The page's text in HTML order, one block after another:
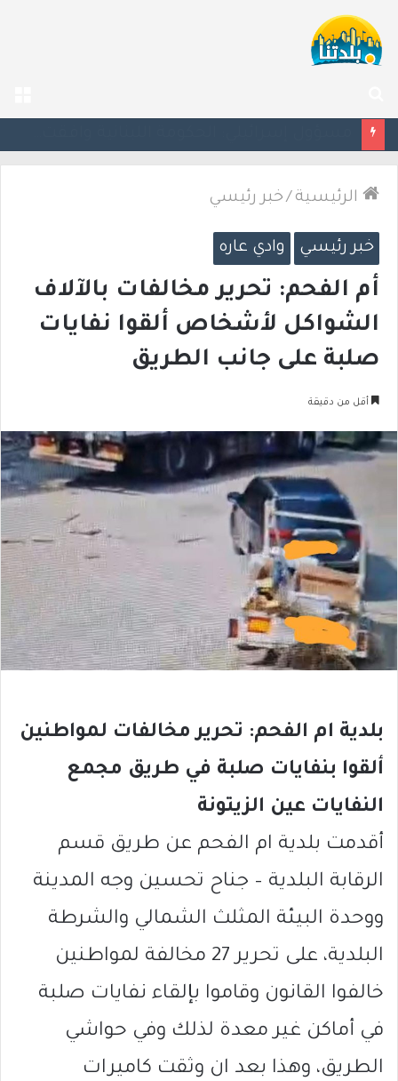
عن
الرئيسية /خبر رئيسي
خبر رئيسي وادي عاره
أم الفحم: تحرير مخالفات بالآلاف
الشواكل لأشخاص ألقوا نفايات
صلبة على جانب الطريق
أقل من دقيقة
بلدية ام الفحم: تحرير مخالفات لمواطنين
ألقوا بنفايات صلبة في طريق مجمع
النفايات عين الزيتونة
أقدمت بلدية ام الفحم عن طريق قسم
الرقابة البلدية – جناح تحسين وجه المدينة
ووحدة البيئة المثلث الشمالي والشرطة
البلدية، على تحرير 27 مخالفة لمواطنين
خالفوا القانون وقاموا بإلقاء نفايات صلبة
في أماكن غير معدة لذلك وفي حواشي
الطريق، وهذا بعد ان وثقت كاميرات